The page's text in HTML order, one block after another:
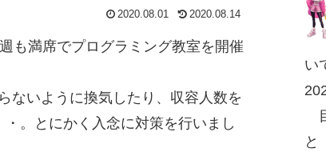
2020.08.01 2020.08.14
も満席でプログラミング教室を開催
ないように換気したり、収容人数を
。とにかく入念に対策を行いまし
い
と